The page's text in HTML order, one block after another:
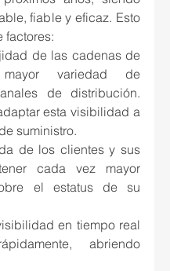
fiable y eficaz. Esto
factores:
variedad de
de distribución.
esta visibilidad a
suministro.
cada vez mayor
el estatus de su
abriendo